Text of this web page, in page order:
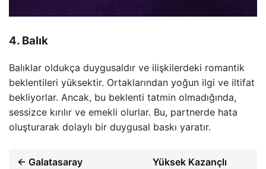
4. Balık
Balıklar oldukça duygusaldır ve ilişkilerdeki romantik
beklentileri yüksektir. Ortaklarından yoğun ilgi ve iltifat
bekliyorlar. Ancak, bu beklenti tatmin olmadığında,
sessizce kırılır ve emekli olurlar. Bu, partnerde hata
oluşturarak dolaylı bir duygusal baskı yaratır.
← Galatasaray
Yüksek Kazançlı